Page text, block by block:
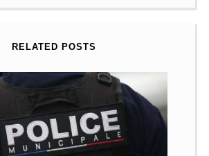
RELATED POSTS